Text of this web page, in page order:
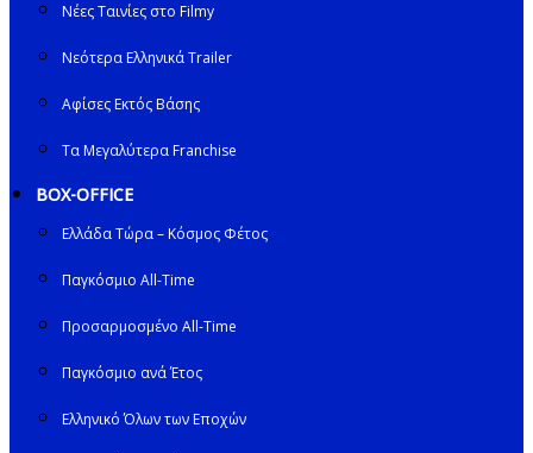
Νέες Ταινίες στο Filmy
Νεότερα Ελληνικά Trailer
Αφίσες Εκτός Βάσης
Τα Μεγαλύτερα Franchise
BOX-OFFICE
Ελλάδα Τώρα – Κόσμος Φέτος
Παγκόσμιο All-Time
Προσαρμοσμένο All-Time
Παγκόσμιο ανά Έτος
Ελληνικό Όλων των Εποχών